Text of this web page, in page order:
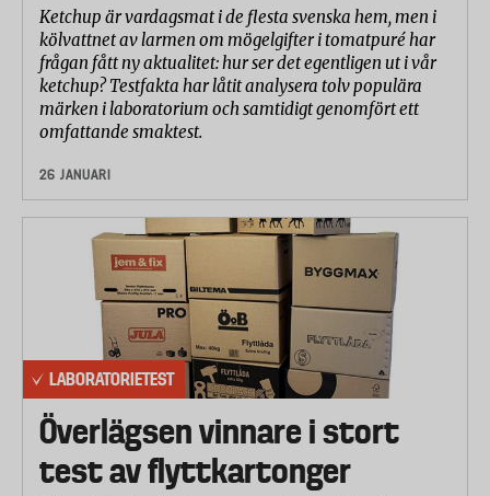
Ketchup är vardagsmat i de flesta svenska hem, men i
kölvattnet av larmen om mögelgifter i tomatpuré har
frågan fått ny aktualitet: hur ser det egentligen ut i vår
ketchup? Testfakta har låtit analysera tolv populära
märken i laboratorium och samtidigt genomfört ett
omfattande smaktest.
26 JANUARI
LABORATORIETEST
Överlägsen vinnare i stort
test av flyttkartonger